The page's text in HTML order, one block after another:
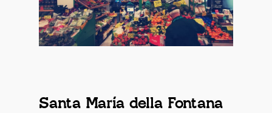
Santa María della Fontana